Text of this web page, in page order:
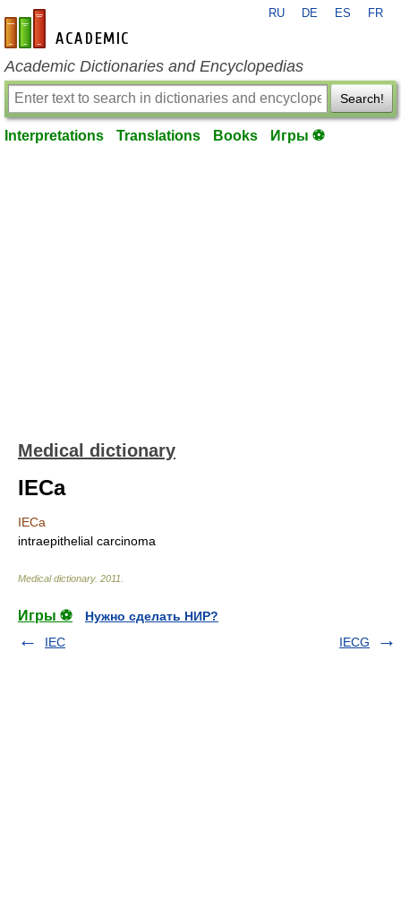
en-academic.com
RU DE ES FR
Academic Dictionaries and Encyclopedias
Search!
Interpretations Translations Books Игры ⚽
Medical dictionary
IECa
IECa
intraepithelial carcinoma
Medical dictionary. 2011
Игры ⚽
Нужно сделать НИР?
IEC
IECG